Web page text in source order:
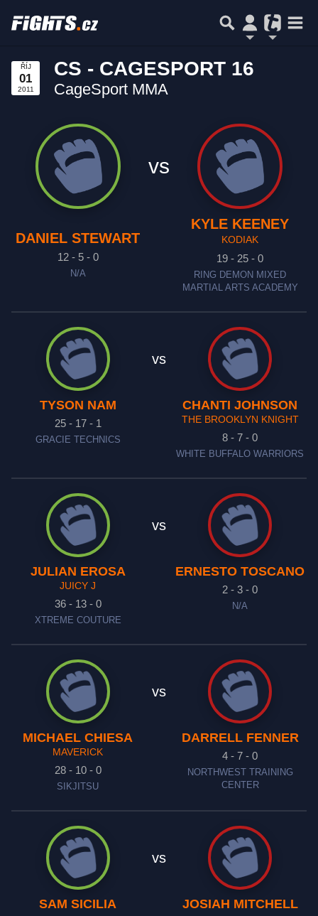
ŘÍJ
01
2011
CS - CAGESPORT 16
CageSport MMA
DANIEL STEWART
12 - 5 - 0
N/A
vs
KYLE KEENEY
KODIAK
19 - 25 - 0
RING DEMON MIXED
MARTIAL ARTS ACADEMY
TYSON NAM
25 - 17 - 1
GRACIE TECHNICS
vs
CHANTI JOHNSON
THE BROOKLYN KNIGHT
8 - 7 - 0
WHITE BUFFALO WARRIORS
JULIAN EROSA
JUICY J
36 - 13 - 0
XTREME COUTURE
vs
ERNESTO TOSCANO
2 - 3 - 0
N/A
MICHAEL CHIESA
MAVERICK
28 - 10 - 0
SIKJITSU
vs
DARRELL FENNER
4 - 7 - 0
NORTHWEST TRAINING
CENTER
SAM SICILIA
vs
JOSIAH MITCHELL